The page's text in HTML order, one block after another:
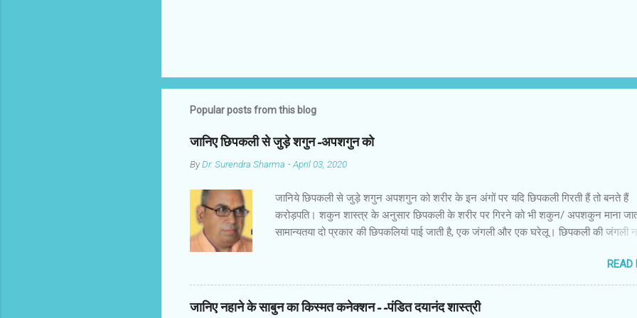
Popular posts from this blog
जानिए छिपकली से जुड़े शगुन-अपशगुन को
ByDr. Surendra Sharma -April 03, 2020
जानिये छिपकली से जुड़े शगुन अपशगुन को शरीर के इन अंगों पर यदि छिपकली गिरती हैं तो बनते हैं
करोड़पति। शकुन शास्त्र के अनुसार छिपकली के शरीर पर गिरने को भी शकुन/ अपशकुन माना
सामान्यतया दो प्रकार की छिपकलियां पाई जाती है, एक जंगली और एक घरेलू। छिपकली की जंगली
अनुसार छिपकली के शरीर पर गिरने को भी शकुन/अपशकुन माना जाता है। स्त्री के शरीर के बायें
पुरुष के शरीर के दाहिनी तरफ गिरना ठीक होता है। इसी प्रकार छिपकली का नीचे से ऊपर की ओर
शुभ माना जाता है। ऊपर से नीचे की ओर गिरना अच्छा नहीं होता। रविवार या मंगलवार को लाल रंग
READ
जानिए नहाने के साबुन का किस्मत कनेक्शन--पंडित दयानंद शास्त्री